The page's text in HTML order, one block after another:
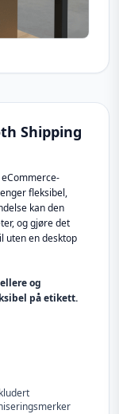
Shipping
fleksibel,
kan den
og gjøre det
uten en desktop
og
på etikett.